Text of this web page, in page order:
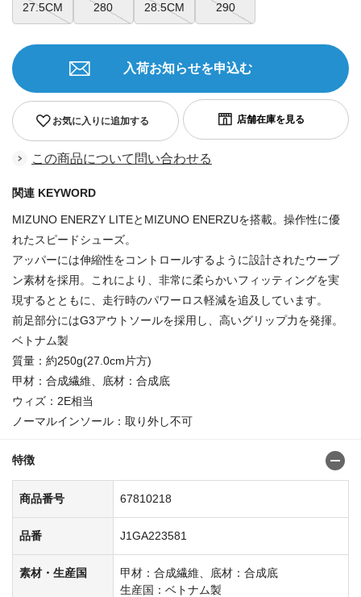
27.5CM 280 28.5CM 290
お気に入りに追加する
入荷お知らせを申込む
この商品について問い合わせる
関連 KEYWORD
MIZUNO ENERZY LITEとMIZUNO ENERZUを搭載。操作性に優
れたスピードシューズ。
アッパーには伸縮性をコントロールするように設計されたウーブ
ン素材を採用。これにより、非常に柔らかいフィッティングを実
現するとともに、走行時のパワーロス軽減を追及しています。
前足部分にはG3アウトソールを採用し、高いグリップ力を発揮。
ベトナム製
質量：約250g(27.0cm片方)
甲材：合成繊維、底材：合成底
ウィズ：2E相当
ノーマルインソール：取り外し不可
特徴
商品番号 67810218
品番 J1GA223581
素材・生産国
甲材：合成繊維、底材：合成底
生産国：ベトナム製